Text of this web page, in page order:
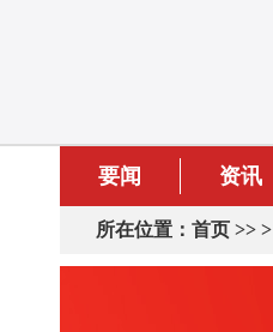
要闻 资讯
所在位置： 首页 >> >